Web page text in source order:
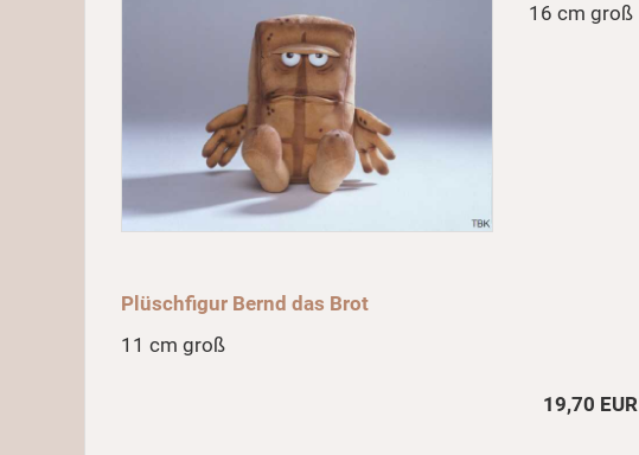
16 cm groß
Plüschfigur Bernd das Brot
11 cm groß
19,70 EUR